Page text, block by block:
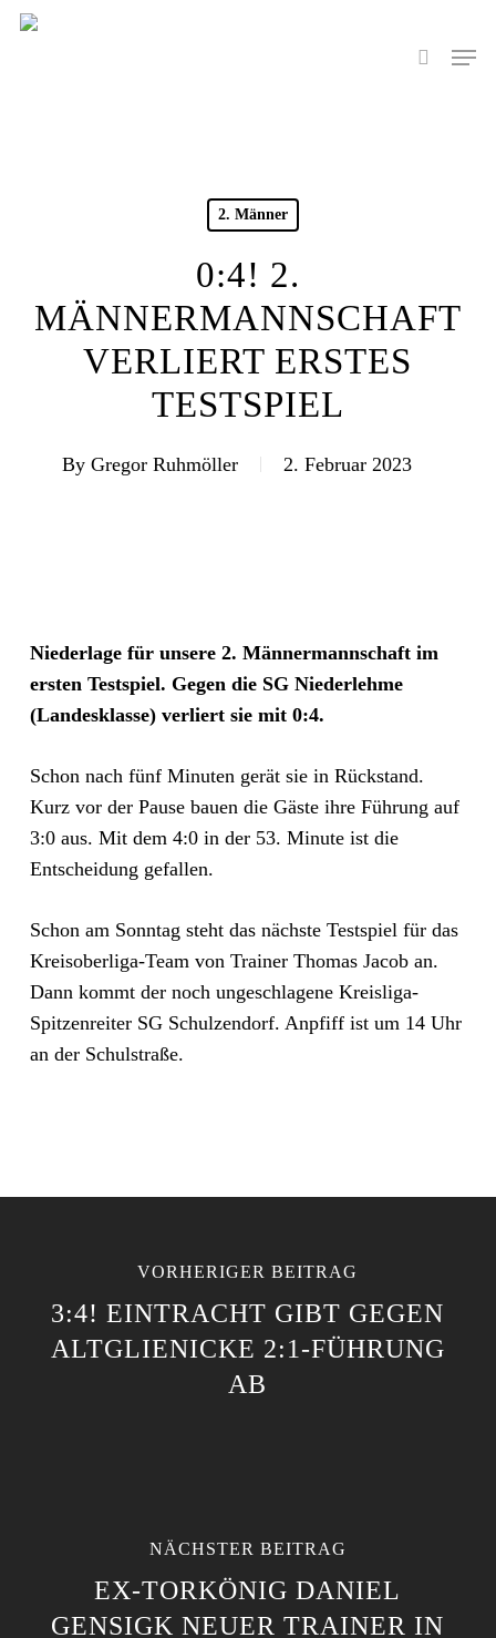
Skip
search
Menu
2. Männer
0:4! 2.
MÄNNERMANNSCHAFT
VERLIERT ERSTES
TESTSPIEL
By Gregor Ruhmöller 2. Februar 2023
Niederlage für unsere 2. Männermannschaft im
ersten Testspiel. Gegen die SG Niederlehme
(Landesklasse) verliert sie mit 0:4.
Schon nach fünf Minuten gerät sie in Rückstand.
Kurz vor der Pause bauen die Gäste ihre Führung auf
3:0 aus. Mit dem 4:0 in der 53. Minute ist die
Entscheidung gefallen.
Schon am Sonntag steht das nächste Testspiel für das
Kreisoberliga-Team von Trainer Thomas Jacob an.
Dann kommt der noch ungeschlagene Kreisliga-
Spitzenreiter SG Schulzendorf. Anpfiff ist um 14 Uhr
an der Schulstraße.
VORHERIGER BEITRAG
3:4! EINTRACHT GIBT GEGEN
ALTGLIENICKE 2:1-FÜHRUNG
AB
NÄCHSTER BEITRAG
EX-TORKÖNIG DANIEL
GENSIGK NEUER TRAINER IN